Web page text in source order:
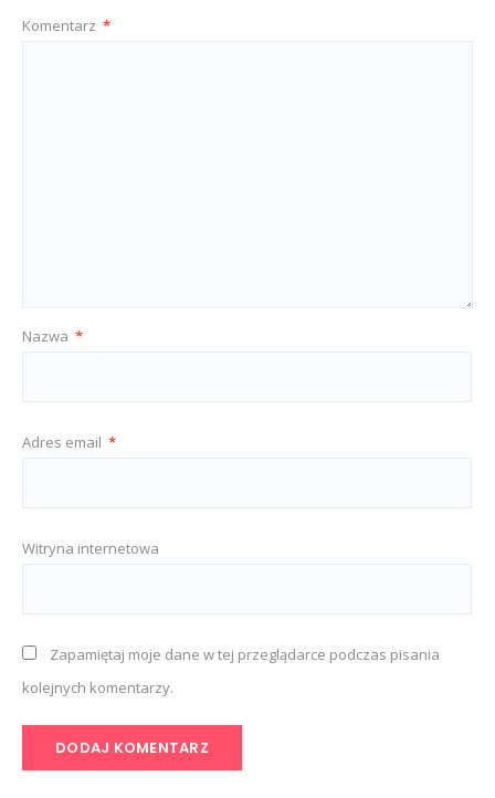
Komentarz *
Nazwa *
Adres email *
Witryna internetowa
Zapamiętaj moje dane w tej przeglądarce podczas pisania
kolejnych komentarzy.